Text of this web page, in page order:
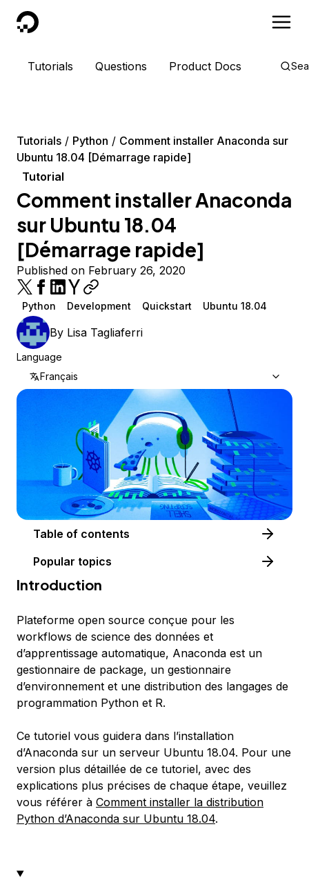
DigitalOcean
Tutorials Questions Product Docs
Tutorials Python
Comment installer Anaconda sur
Ubuntu 18.04 [Démarrage rapide]
Tutorial
Comment installer Anaconda
sur Ubuntu 18.04
[Démarrage rapide]
Published on February 26, 2020
Python Development Quickstart Ubuntu 18.04
By Lisa Tagliaferri
Language
Français
Table of contents
Popular topics
Introduction
Plateforme open source conçue pour les
workflows de science des données et
d’apprentissage automatique, Anaconda est un
gestionnaire de package, un gestionnaire
d’environnement et une distribution des langages de
programmation Python et R.
Ce tutoriel vous guidera dans l’installation
d’Anaconda sur un serveur Ubuntu 18.04. Pour une
version plus détaillée de ce tutoriel, avec des
explications plus précises de chaque étape, veuillez
vous référer à Comment installer la distribution
Python d’Anaconda sur Ubuntu 18.04.